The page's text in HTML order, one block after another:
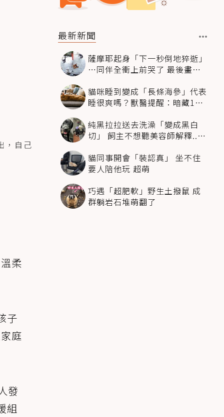
，自己
柔
子
庭
發
組
最新新聞
薩摩耶起身「下一秒倒地猝逝」
…同伴全衝上前哭了 最後畫面
貓咪睡到變成「長條海參」代表
睡很爽嗎？獸醫提醒：暗藏1種
純黑拉拉送去洗澡「變成黑白
切」 飼主不想聽美容師解釋..衝
貓同事開會「裝認真」 坐不住
要人陪他玩 超萌
巧遇「超肥軟」野生土撥鼠 成
群躺岩石堆萌翻了